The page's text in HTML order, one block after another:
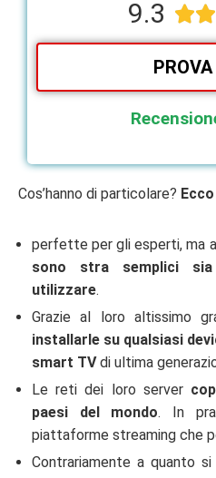
9.3 
Cos’hanno di particolare?
perfette per gli esperti, ma
sono stra semplici
utilizzare.
Grazie al loro altissimo
installarle su qualsiasi
smart TVdi ultima
Le reti dei loro server
paesi del mondo. In
piattaforme streaming che
Contrariamente a quanto si